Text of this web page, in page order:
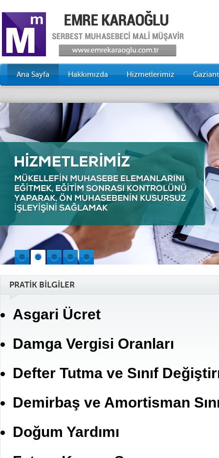
Ana Sayfa Hakkımızda Hizmetlerimiz
PRATİK BİLGİLER
Asgari Ücret
Damga Vergisi Oranları
Defter Tutma ve Sınıf
Demirbaş ve Amortisman
Doğum Yardımı